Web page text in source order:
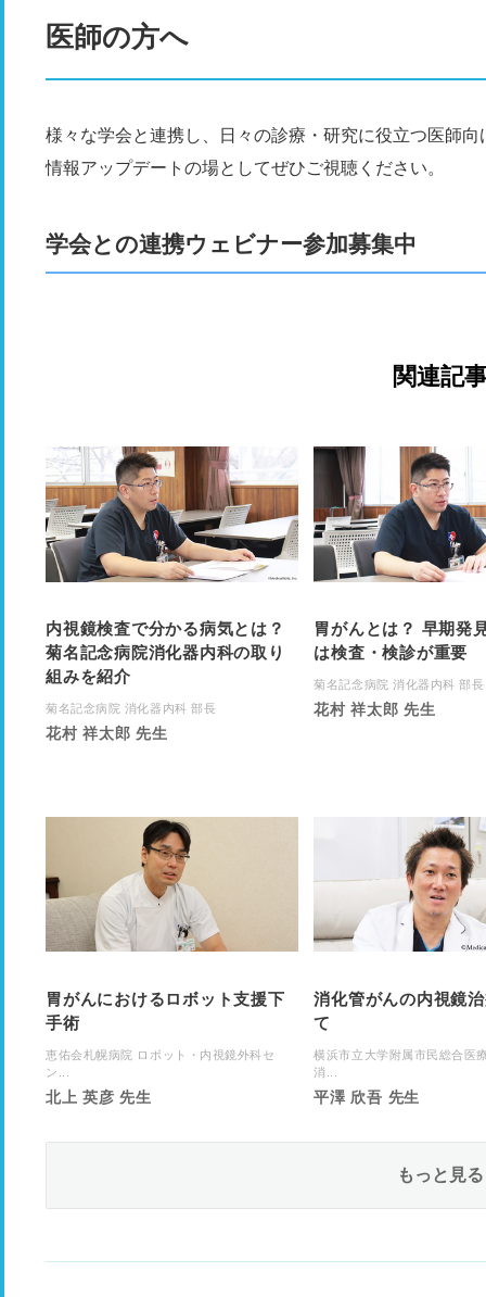
医師の方へ
様々な学会と連携し、日々の診療・研究に役立つ医師
情報アップデートの場としてぜひご視聴ください。
学会との連携ウェビナー参加募集中
関連記
内視鏡検査で分かる病気とは？
菊名記念病院消化器内科の取り
組みを紹介
菊名記念病院 消化器内科 部長
花村 祥太郎 先生
胃がんとは？ 早期発
は検査・検診が重要
菊名記念病院 消化器内科 部長
花村 祥太郎 先生
胃がんにおけるロボット支援下
手術
恵佑会札幌病院 ロボット・内視鏡外科セ
ン...
北上 英彦 先生
消化管がんの内視鏡
て
横浜市立大学附属市民総合医
消...
平澤 欣吾 先生
もっと見る